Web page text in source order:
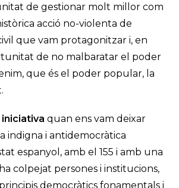
de gestionar molt millor com
acció no-violenta de
que vam protagonitzar i, en
de no malbaratar el poder
que és el poder popular, la
quan ens vam deixar
indigna i antidemocràtica
espanyol, amb el 155 i amb una
colpejat persones i institucions,
democràtics fonamentals i